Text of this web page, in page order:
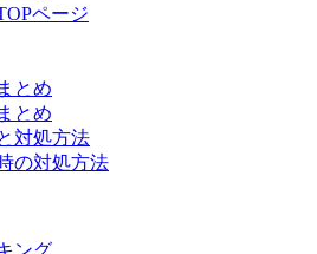
ページ
とめ
とめ
対処方法
の対処方法
ング